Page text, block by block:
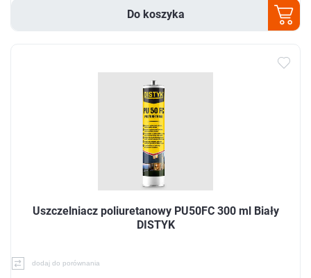
Do koszyka
Uszczelniacz poliuretanowy PU50FC 300 ml Biały
DISTYK
dodaj do porównania